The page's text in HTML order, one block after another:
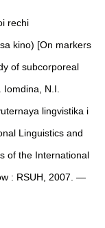
rechi
kino) [On markers
of subcorporeal
N.I.
lingvistika i
Linguistics and
of the International
: RSUH, 2007. —